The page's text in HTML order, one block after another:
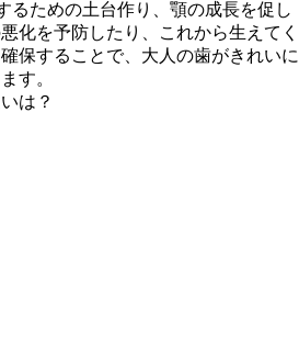
るための土台作り、顎の成長を促し
化を予防したり、これから生えてく
保することで、大人の歯がきれいに
す。
は？